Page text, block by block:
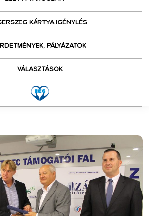
KÁRTYA IGÉNYLÉS
PÁLYÁZATOK
VÁLASZTÁSOK